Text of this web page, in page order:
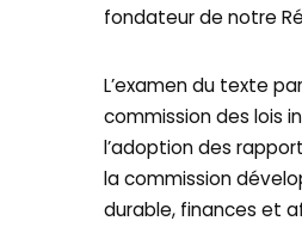
fondateur de notre
L’examen du texte
commission des lois
l’adoption des
la commission
durable, finances et